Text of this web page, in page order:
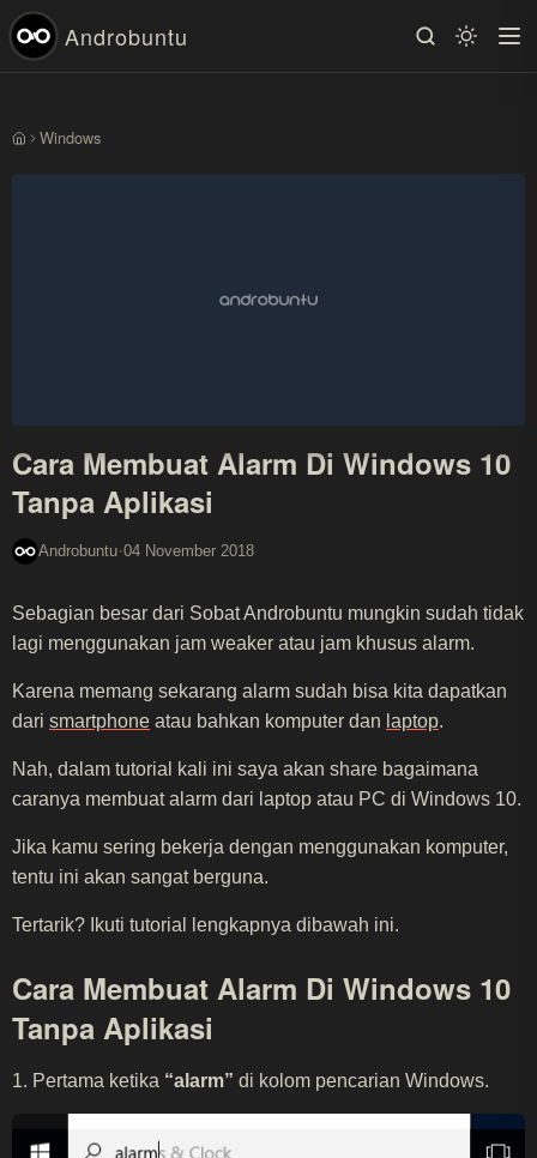
Androbuntu
BerandaWindows
Cara Membuat Alarm Di Windows 10
Tanpa Aplikasi
Androbuntu·04 November 2018
Sebagian besar dari Sobat Androbuntu mungkin sudah tidak
lagi menggunakan jam weaker atau jam khusus alarm.
Karena memang sekarang alarm sudah bisa kita dapatkan
dari smartphone atau bahkan komputer dan laptop.
Nah, dalam tutorial kali ini saya akan share bagaimana
caranya membuat alarm dari laptop atau PC di Windows 10.
Jika kamu sering bekerja dengan menggunakan komputer,
tentu ini akan sangat berguna.
Tertarik? Ikuti tutorial lengkapnya dibawah ini.
Cara Membuat Alarm Di Windows 10
Tanpa Aplikasi
1. Pertama ketika “alarm” di kolom pencarian Windows.